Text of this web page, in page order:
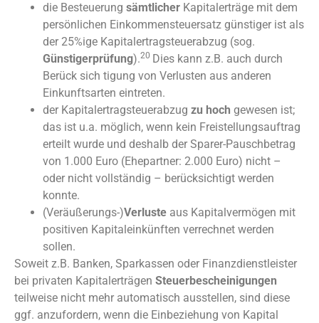
die Besteuerung sämtlicher Kapitalerträge mit dem
persönlichen Einkommensteuersatz günstiger ist als
der 25%ige Kapitalertragsteuerabzug (sog.
Günstigerprüfung).20 Dies kann z.B. auch durch
Berück sich tigung von Verlusten aus anderen
Einkunftsarten eintreten.
der Kapitalertragsteuerabzug zu hoch gewesen ist;
das ist u.a. möglich, wenn kein Freistellungsauftrag
erteilt wurde und deshalb der Sparer-Pauschbetrag
von 1.000 Euro (Ehepartner: 2.000 Euro) nicht –
oder nicht vollständig – berücksichtigt werden
konnte.
(Veräußerungs-)Verluste aus Kapitalvermögen mit
positiven Kapitaleinkünften verrechnet werden
sollen.
Soweit z.B. Banken, Sparkassen oder Finanzdienstleister
bei privaten Kapitalerträgen Steuerbescheinigungen
teilweise nicht mehr automatisch ausstellen, sind diese
ggf. anzufordern, wenn die Einbeziehung von Kapital